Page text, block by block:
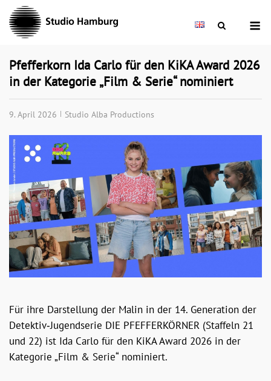
Skip
content
Pfefferkorn Ida Carlo für den KiKA Award 2026
in der Kategorie „Film & Serie“ nominiert
9. April 2026 Studio Alba Productions
Für ihre Darstellung der Malin in der 14. Generation der
Detektiv‑Jugendserie DIE PFEFFERKÖRNER (Staffeln 21
und 22) ist Ida Carlo für den KiKA Award 2026 in der
Kategorie „Film & Serie“ nominiert.